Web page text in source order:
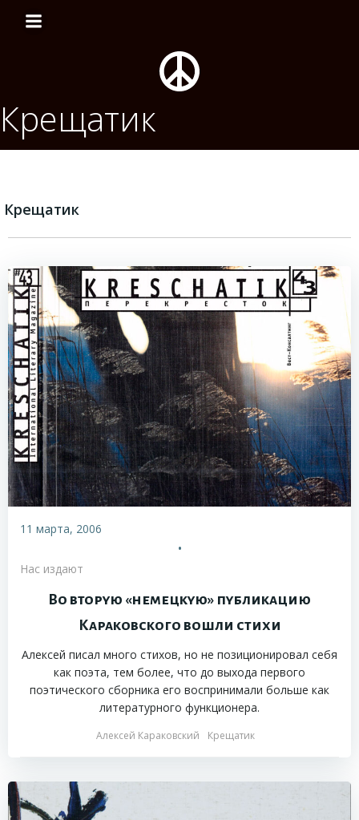
содержимому
Крещатик
Крещатик
11 марта, 2006
•
Нас издают
Во вторую «немецкую» публикацию
Караковского вошли стихи
Алексей писал много стихов, но не позиционировал себя
как поэта, тем более, что до выхода первого
поэтического сборника его воспринимали больше как
литературного функционера.
Алексей Караковский Крещатик